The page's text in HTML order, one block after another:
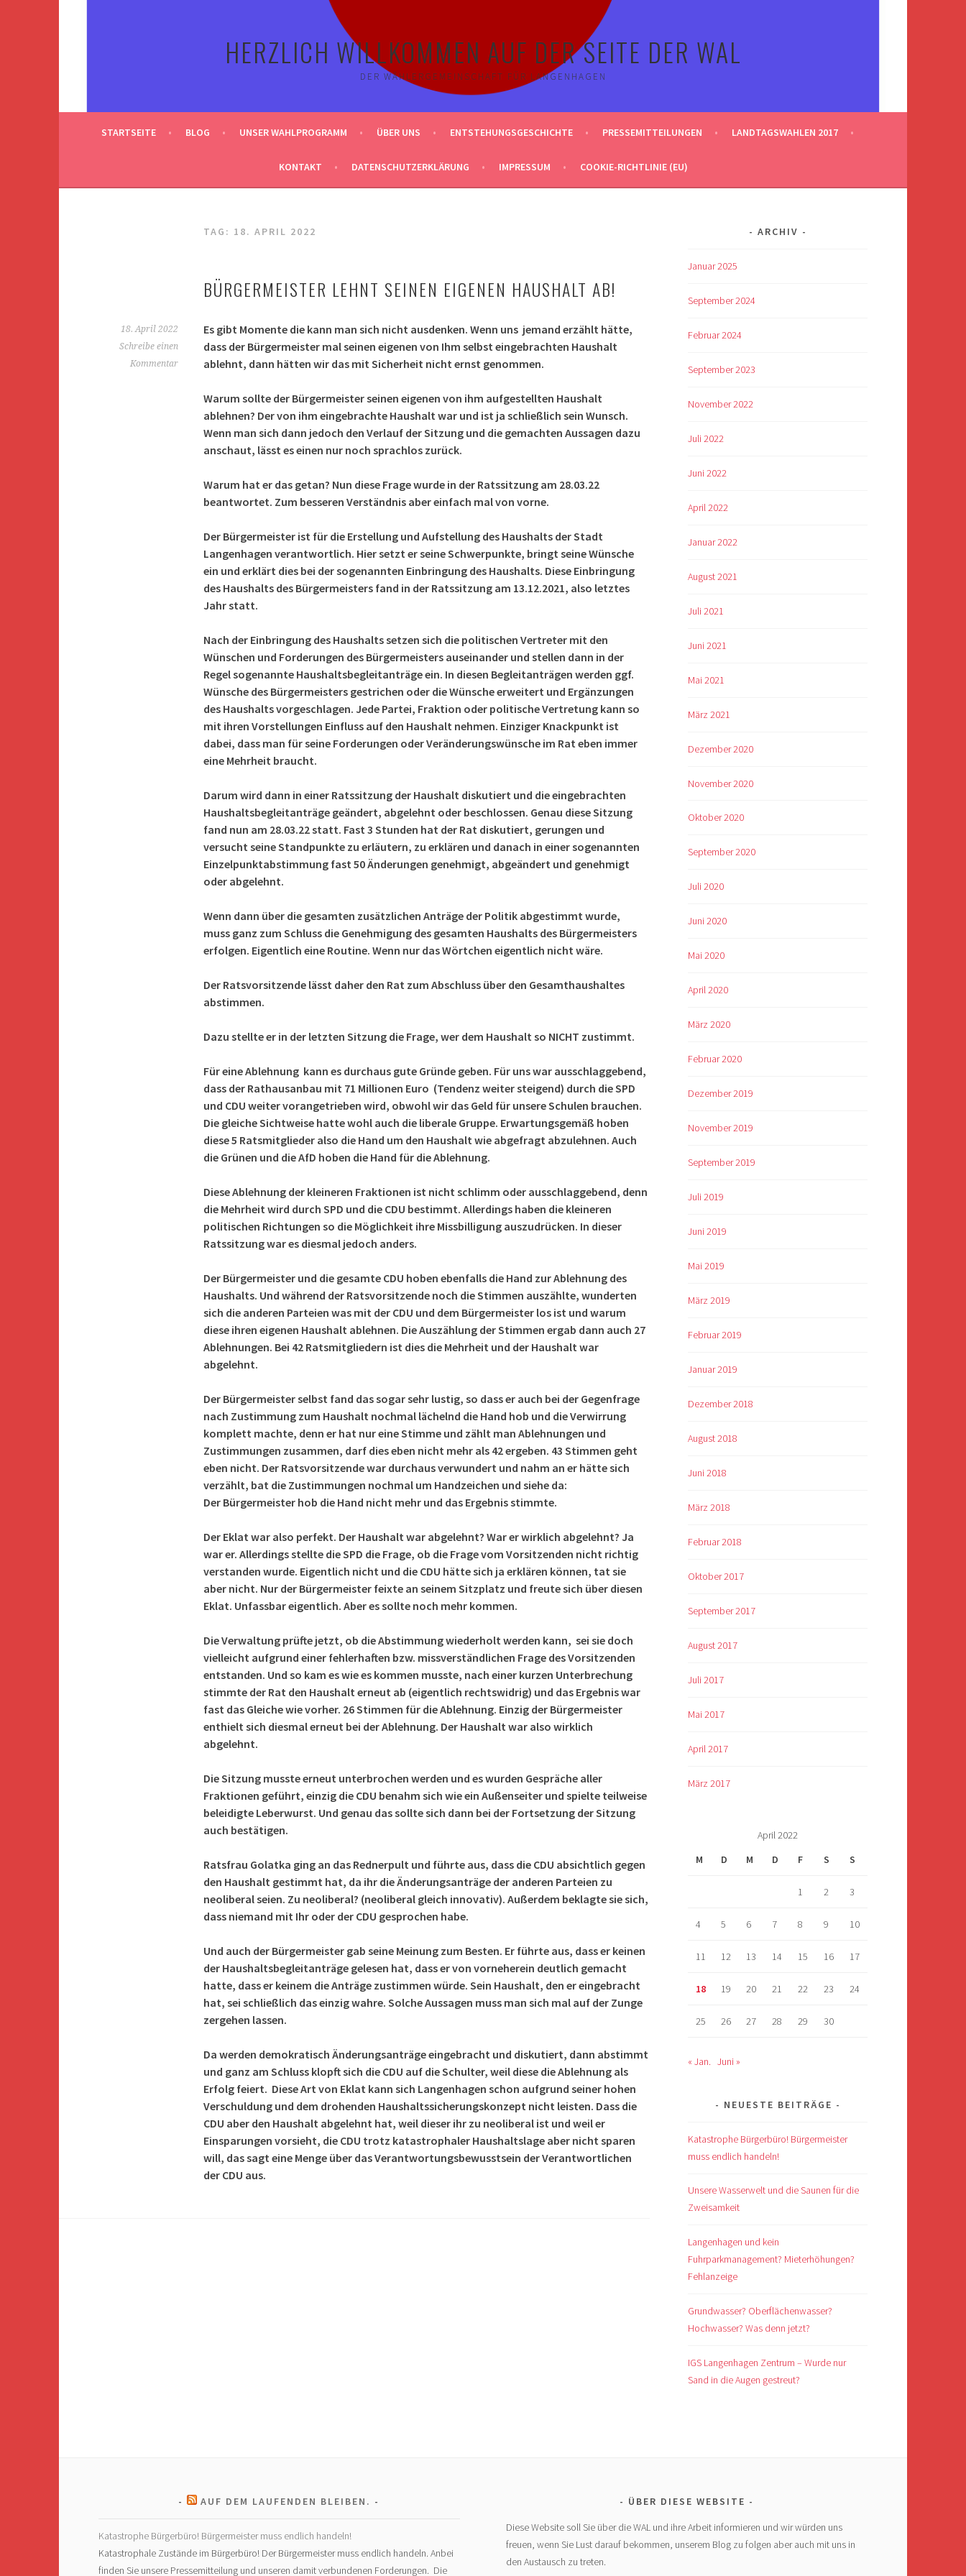
HERZLICH WILLKOMMEN AUF DER SEITE DER WAL
DER WÄHLERGEMEINSCHAFT FÜR LANGENHAGEN
STARTSEITE BLOG UNSER WAHLPROGRAMM ÜBER UNS ENTSTEHUNGSGESCHICHTE PRESSEMITTEILUNGEN LANDTAGSWAHLEN 2017
KONTAKT DATENSCHUTZERKLÄRUNG IMPRESSUM COOKIE-RICHTLINIE (EU)
TAG: 18. APRIL 2022
BÜRGERMEISTER LEHNT SEINEN EIGENEN HAUSHALT AB!
18. April 2022
Schreibe einen
Kommentar
Es gibt Momente die kann man sich nicht ausdenken. Wenn uns jemand erzählt hätte,
dass der Bürgermeister mal seinen eigenen von Ihm selbst eingebrachten Haushalt
ablehnt, dann hätten wir das mit Sicherheit nicht ernst genommen.
Warum sollte der Bürgermeister seinen eigenen von ihm aufgestellten Haushalt
ablehnen? Der von ihm eingebrachte Haushalt war und ist ja schließlich sein Wunsch.
Wenn man sich dann jedoch den Verlauf der Sitzung und die gemachten Aussagen dazu
anschaut, lässt es einen nur noch sprachlos zurück.
Warum hat er das getan? Nun diese Frage wurde in der Ratssitzung am 28.03.22
beantwortet. Zum besseren Verständnis aber einfach mal von vorne.
Der Bürgermeister ist für die Erstellung und Aufstellung des Haushalts der Stadt
Langenhagen verantwortlich. Hier setzt er seine Schwerpunkte, bringt seine Wünsche
ein und erklärt dies bei der sogenannten Einbringung des Haushalts. Diese Einbringung
des Haushalts des Bürgermeisters fand in der Ratssitzung am 13.12.2021, also letztes
Jahr statt.
Nach der Einbringung des Haushalts setzen sich die politischen Vertreter mit den
Wünschen und Forderungen des Bürgermeisters auseinander und stellen dann in der
Regel sogenannte Haushaltsbegleitanträge ein. In diesen Begleitanträgen werden ggf.
Wünsche des Bürgermeisters gestrichen oder die Wünsche erweitert und Ergänzungen
des Haushalts vorgeschlagen. Jede Partei, Fraktion oder politische Vertretung kann so
mit ihren Vorstellungen Einfluss auf den Haushalt nehmen. Einziger Knackpunkt ist
dabei, dass man für seine Forderungen oder Veränderungswünsche im Rat eben immer
eine Mehrheit braucht.
Darum wird dann in einer Ratssitzung der Haushalt diskutiert und die eingebrachten
Haushaltsbegleitanträge geändert, abgelehnt oder beschlossen. Genau diese Sitzung
fand nun am 28.03.22 statt. Fast 3 Stunden hat der Rat diskutiert, gerungen und
versucht seine Standpunkte zu erläutern, zu erklären und danach in einer sogenannten
Einzelpunktabstimmung fast 50 Änderungen genehmigt, abgeändert und genehmigt
oder abgelehnt.
Wenn dann über die gesamten zusätzlichen Anträge der Politik abgestimmt wurde,
muss ganz zum Schluss die Genehmigung des gesamten Haushalts des Bürgermeisters
erfolgen. Eigentlich eine Routine. Wenn nur das Wörtchen eigentlich nicht wäre.
Der Ratsvorsitzende lässt daher den Rat zum Abschluss über den Gesamthaushaltes
abstimmen.
Dazu stellte er in der letzten Sitzung die Frage, wer dem Haushalt so NICHT zustimmt.
Für eine Ablehnung kann es durchaus gute Gründe geben. Für uns war ausschlaggebend,
dass der Rathausanbau mit 71 Millionen Euro (Tendenz weiter steigend) durch die SPD
und CDU weiter vorangetrieben wird, obwohl wir das Geld für unsere Schulen brauchen.
Die gleiche Sichtweise hatte wohl auch die liberale Gruppe. Erwartungsgemäß hoben
diese 5 Ratsmitglieder also die Hand um den Haushalt wie abgefragt abzulehnen. Auch
die Grünen und die AfD hoben die Hand für die Ablehnung.
Diese Ablehnung der kleineren Fraktionen ist nicht schlimm oder ausschlaggebend, denn
die Mehrheit wird durch SPD und die CDU bestimmt. Allerdings haben die kleineren
politischen Richtungen so die Möglichkeit ihre Missbilligung auszudrücken. In dieser
Ratssitzung war es diesmal jedoch anders.
Der Bürgermeister und die gesamte CDU hoben ebenfalls die Hand zur Ablehnung des
Haushalts. Und während der Ratsvorsitzende noch die Stimmen auszählte, wunderten
sich die anderen Parteien was mit der CDU und dem Bürgermeister los ist und warum
diese ihren eigenen Haushalt ablehnen. Die Auszählung der Stimmen ergab dann auch 27
Ablehnungen. Bei 42 Ratsmitgliedern ist dies die Mehrheit und der Haushalt war
abgelehnt.
Der Bürgermeister selbst fand das sogar sehr lustig, so dass er auch bei der Gegenfrage
nach Zustimmung zum Haushalt nochmal lächelnd die Hand hob und die Verwirrung
komplett machte, denn er hat nur eine Stimme und zählt man Ablehnungen und
Zustimmungen zusammen, darf dies eben nicht mehr als 42 ergeben. 43 Stimmen geht
eben nicht. Der Ratsvorsitzende war durchaus verwundert und nahm an er hätte sich
verzählt, bat die Zustimmungen nochmal um Handzeichen und siehe da:
Der Bürgermeister hob die Hand nicht mehr und das Ergebnis stimmte.
Der Eklat war also perfekt. Der Haushalt war abgelehnt? War er wirklich abgelehnt? Ja
war er. Allerdings stellte die SPD die Frage, ob die Frage vom Vorsitzenden nicht richtig
verstanden wurde. Eigentlich nicht und die CDU hätte sich ja erklären können, tat sie
aber nicht. Nur der Bürgermeister feixte an seinem Sitzplatz und freute sich über diesen
Eklat. Unfassbar eigentlich. Aber es sollte noch mehr kommen.
Die Verwaltung prüfte jetzt, ob die Abstimmung wiederholt werden kann, sei sie doch
vielleicht aufgrund einer fehlerhaften bzw. missverständlichen Frage des Vorsitzenden
entstanden. Und so kam es wie es kommen musste, nach einer kurzen Unterbrechung
stimmte der Rat den Haushalt erneut ab (eigentlich rechtswidrig) und das Ergebnis war
fast das Gleiche wie vorher. 26 Stimmen für die Ablehnung. Einzig der Bürgermeister
enthielt sich diesmal erneut bei der Ablehnung. Der Haushalt war also wirklich
abgelehnt.
Die Sitzung musste erneut unterbrochen werden und es wurden Gespräche aller
Fraktionen geführt, einzig die CDU benahm sich wie ein Außenseiter und spielte teilweise
beleidigte Leberwurst. Und genau das sollte sich dann bei der Fortsetzung der Sitzung
auch bestätigen.
Ratsfrau Golatka ging an das Rednerpult und führte aus, dass die CDU absichtlich gegen
den Haushalt gestimmt hat, da ihr die Änderungsanträge der anderen Parteien zu
neoliberal seien. Zu neoliberal? (neoliberal gleich innovativ). Außerdem beklagte sie sich,
dass niemand mit Ihr oder der CDU gesprochen habe.
Und auch der Bürgermeister gab seine Meinung zum Besten. Er führte aus, dass er keinen
der Haushaltsbegleitanträge gelesen hat, dass er von vorneherein deutlich gemacht
hatte, dass er keinem die Anträge zustimmen würde. Sein Haushalt, den er eingebracht
hat, sei schließlich das einzig wahre. Solche Aussagen muss man sich mal auf der Zunge
zergehen lassen.
Da werden demokratisch Änderungsanträge eingebracht und diskutiert, dann abstimmt
und ganz am Schluss klopft sich die CDU auf die Schulter, weil diese die Ablehnung als
Erfolg feiert. Diese Art von Eklat kann sich Langenhagen schon aufgrund seiner hohen
Verschuldung und dem drohenden Haushaltssicherungskonzept nicht leisten. Dass die
CDU aber den Haushalt abgelehnt hat, weil dieser ihr zu neoliberal ist und weil er
Einsparungen vorsieht, die CDU trotz katastrophaler Haushaltslage aber nicht sparen
will, das sagt eine Menge über das Verantwortungsbewusstsein der Verantwortlichen
der CDU aus.
ARCHIV
Januar 2025
September 2024
Februar 2024
September 2023
November 2022
Juli 2022
Juni 2022
April 2022
Januar 2022
August 2021
Juli 2021
Juni 2021
Mai 2021
März 2021
Dezember 2020
November 2020
Oktober 2020
September 2020
Juli 2020
Juni 2020
Mai 2020
April 2020
März 2020
Februar 2020
Dezember 2019
November 2019
September 2019
Juli 2019
Juni 2019
Mai 2019
März 2019
Februar 2019
Januar 2019
Dezember 2018
August 2018
Juni 2018
März 2018
Februar 2018
Oktober 2017
September 2017
August 2017
Juli 2017
Mai 2017
April 2017
März 2017
April 2022
M
D M D F S S
1 2 3
4 5 6 7 8 9 10
11 12 13 14 15 16 17
18 19 20 21 22 23 24
25 26 27 28 29 30
« Jan. Juni »
NEUESTE BEITRÄGE
Katastrophe Bürgerbüro! Bürgermeister
muss endlich handeln!
Unsere Wasserwelt und die Saunen für die
Zweisamkeit
Langenhagen und kein
Fuhrparkmanagement? Mieterhöhungen?
Fehlanzeige
Grundwasser? Oberflächenwasser?
Hochwasser? Was denn jetzt?
IGS Langenhagen Zentrum – Wurde nur
Sand in die Augen gestreut?
AUF DEM LAUFENDEN BLEIBEN.
Katastrophe Bürgerbüro! Bürgermeister muss endlich handeln!
Katastrophale Zustände im Bürgerbüro! Der Bürgermeister muss endlich handeln. Anbei
finden Sie unsere Pressemitteilung und unseren damit verbundenen Forderungen. Die
ÜBER DIESE WEBSITE
Diese Website soll Sie über die WAL und ihre Arbeit informieren und wir würden uns
freuen, wenn Sie Lust darauf bekommen, unserem Blog zu folgen aber auch mit uns in
den Austausch zu treten.